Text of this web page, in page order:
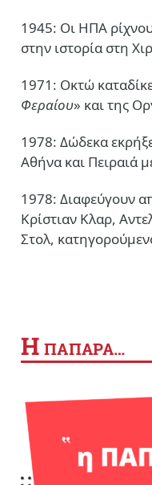
1945: Οι ΗΠΑ
στην ιστορία στη
1971: Οκτώ
Φεραίου» και της
1978: Δώδεκα
Αθήνα και Πειραιά
1978: Διαφεύγουν
Κρίστιαν Κλαρ,
Στολ,
Η ΠΑΠΑΡΑ…